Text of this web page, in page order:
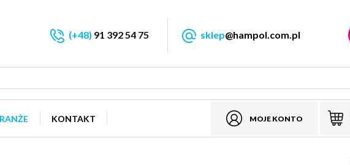
MOJE KONTO
(+48) 91 392 54 75 sklep@hampol.com.pl
KONTAKT